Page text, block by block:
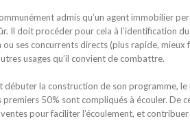
admis qu’un agent immobilier
Il doit procéder pour cela à l’identification
ses concurrents directs (plus rapide,
usages qu’il convient de combattre.
débuter la construction de son programme,
50% sont compliqués à écouler. De
pour faciliter l’écoulement, et